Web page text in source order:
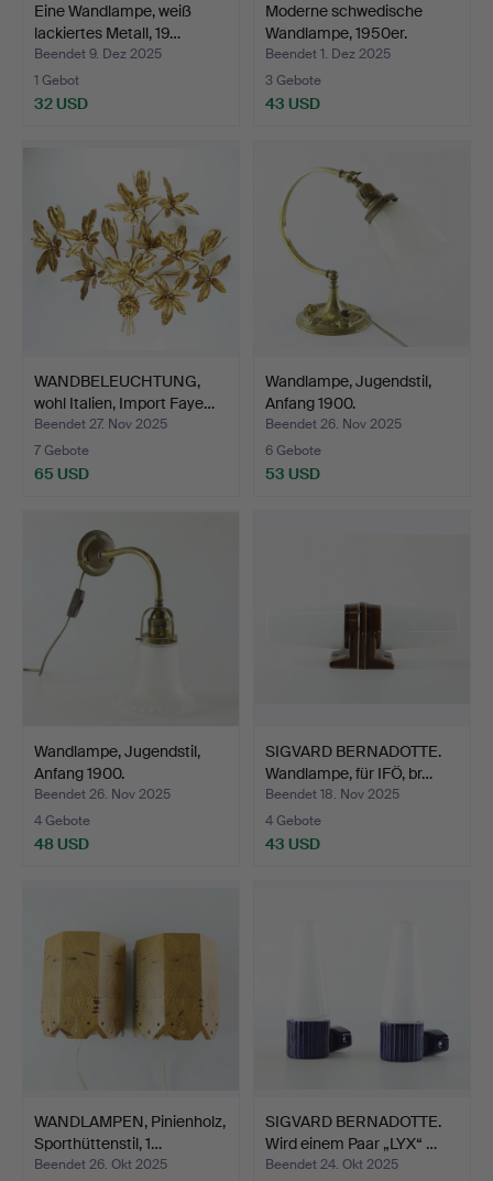
Eine Wandlampe, weiß
lackiertes Metall, 19…
Beendet 9. Dez 2025
1 Gebot
32 USD
Moderne schwedische
Wandlampe, 1950er.
Beendet 1. Dez 2025
3 Gebote
43 USD
WANDBELEUCHTUNG,
wohl Italien, Import Faye…
Beendet 27. Nov 2025
7 Gebote
65 USD
Wandlampe, Jugendstil,
Anfang 1900.
Beendet 26. Nov 2025
6 Gebote
53 USD
Wandlampe, Jugendstil,
Anfang 1900.
Beendet 26. Nov 2025
4 Gebote
48 USD
SIGVARD BERNADOTTE.
Wandlampe, für IFÖ, br…
Beendet 18. Nov 2025
4 Gebote
43 USD
WANDLAMPEN, Pinienholz,
Sporthüttenstil, 1…
Beendet 26. Okt 2025
SIGVARD BERNADOTTE.
Wird einem Paar „LYX“ …
Beendet 24. Okt 2025